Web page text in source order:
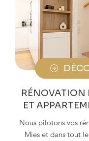
RÉNOVATION
ET
Nous pilotons vos
Mies et dans tout